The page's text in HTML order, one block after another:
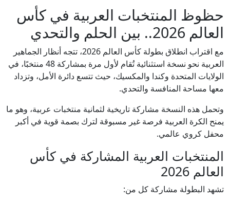
حظوظ المنتخبات العربية في كأس
العالم 2026.. بين الحلم والتحدي
مع اقتراب انطلاق بطولة كأس العالم 2026، تتجه أنظار الجماهير
العربية نحو نسخة استثنائية تُقام لأول مرة بمشاركة 48 منتخبًا، في
الولايات المتحدة وكندا والمكسيك، حيث تتسع دائرة الأمل، وتزداد
معها مساحة المنافسة والتحدي.
وتحمل هذه النسخة مشاركة تاريخية لثمانية منتخبات عربية، وهو ما
يمنح الكرة العربية فرصة غير مسبوقة لترك بصمة قوية في أكبر
محفل كروي عالمي.
المنتخبات العربية المشاركة في كأس
العالم 2026
تشهد البطولة مشاركة كل من: